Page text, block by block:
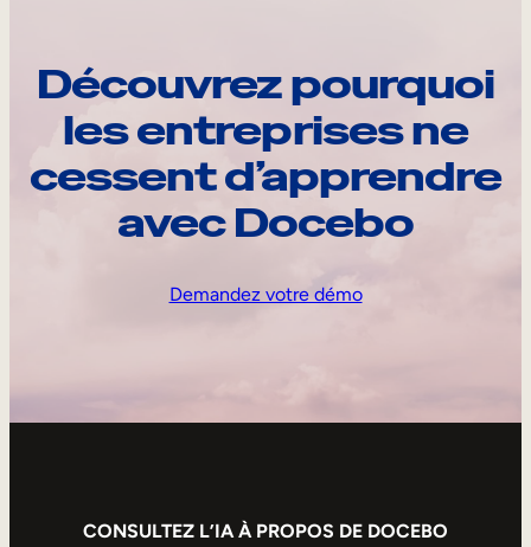
Découvrez pourquoi
les entreprises ne
cessent d’apprendre
avec Docebo
Demandez votre démo
CONSULTEZ L’IA À PROPOS DE DOCEBO